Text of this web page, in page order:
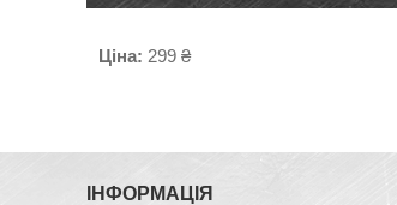
Ціна: 299 ₴
ІНФОРМАЦІЯ